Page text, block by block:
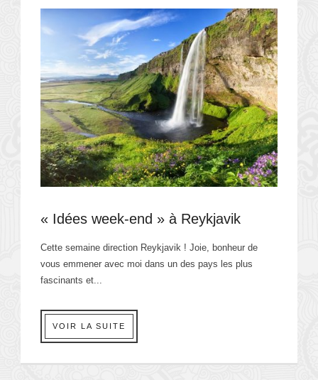
« Idées week-end » à Reykjavik
Cette semaine direction Reykjavik ! Joie, bonheur de
vous emmener avec moi dans un des pays les plus
fascinants et...
VOIR LA SUITE